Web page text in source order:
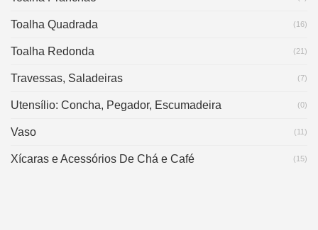
Toalha Quadrada (16)
Toalha Redonda (21)
Travessas, Saladeiras (7)
Utensílio: Concha, Pegador, Escumadeira (0)
Vaso (11)
Xícaras e Acessórios De Chá e Café (15)